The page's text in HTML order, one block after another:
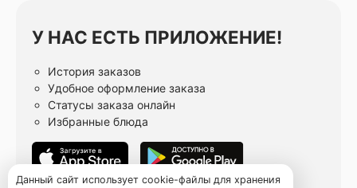
У НАС ЕСТЬ ПРИЛОЖЕНИЕ!
История заказов
Удобное оформление заказа
Статусы заказа онлайн
Избранные блюда
Данный сайт использует cookie-файлы для хранения